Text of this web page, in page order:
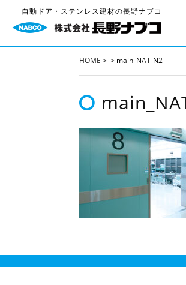
自動ドア・ステンレス建材の長野ナブコ
HOME > > main_NAT-N2